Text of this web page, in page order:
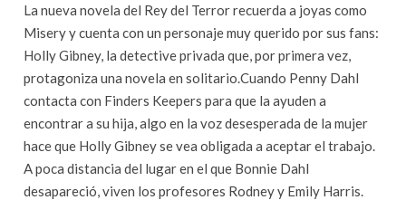
La nueva novela del Rey del Terror recuerda a joyas como
Misery y cuenta con un personaje muy querido por sus fans:
Holly Gibney, la detective privada que, por primera vez,
protagoniza una novela en solitario.Cuando Penny Dahl
contacta con Finders Keepers para que la ayuden a
encontrar a su hija, algo en la voz desesperada de la mujer
hace que Holly Gibney se vea obligada a aceptar el trabajo.
A poca distancia del lugar en el que Bonnie Dahl
desapareció, viven los profesores Rodney y Emily Harris.